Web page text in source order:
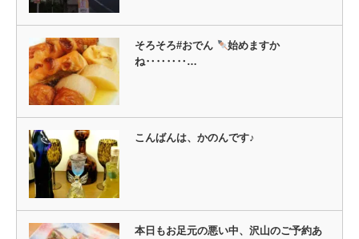
そろそろ#おでん
始めますか
ね‥‥‥‥…
こんばんは、かのんです♪
本日もお足元の悪い中、沢山のご予約あ